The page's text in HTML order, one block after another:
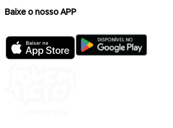
Baixe o nosso APP